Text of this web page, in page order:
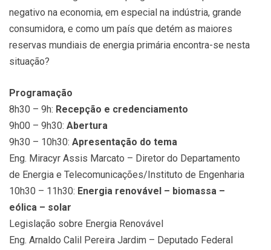
negativo na economia, em especial na indústria, grande
consumidora, e como um país que detém as maiores
reservas mundiais de energia primária encontra-se nesta
situação?
Programação
8h30 – 9h: Recepção e credenciamento
9h00 – 9h30: Abertura
9h30 – 10h30: Apresentação do tema
Eng. Miracyr Assis Marcato – Diretor do Departamento
de Energia e Telecomunicações/Instituto de Engenharia
10h30 – 11h30: Energia renovável – biomassa –
eólica – solar
Legislação sobre Energia Renovável
Eng. Arnaldo Calil Pereira Jardim – Deputado Federal